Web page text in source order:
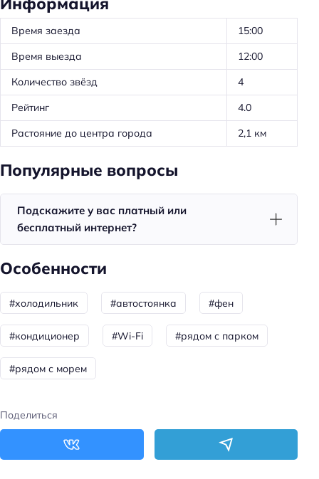
Номеров: 0
Лифт
Способ оплаты: наличными
Способ оплаты: банковским переводом
Доступность
Доступность входа на инвалидной коляске:
недоступно
Доступность помещения на инвалидной коляске:
Парковка
Парковка
Главное
Wi-fi
Парковка
Кондиционер в номере
Пляжная линия: 2-я линия
Время заезда
15:00
Время выезда
12:00
Количество звёзд
4
Рейтинг
4.0
Растояние до центра города
2,1 км
Популярные вопросы
Подскажите у вас платный или
бесплатный интернет?
Особенности
#холодильник #автостоянка #фен
#кондиционер #Wi-Fi #рядом с парком
#рядом с морем
Поделиться